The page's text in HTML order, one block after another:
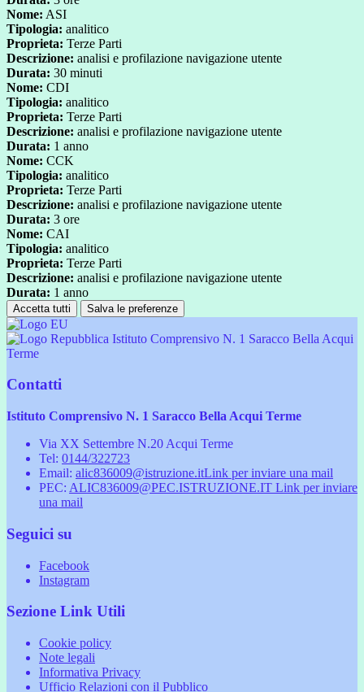
Nome: ASI
Tipologia: analitico
Proprieta: Terze Parti
Descrizione: analisi e profilazione navigazione utente
Durata: 30 minuti
Nome: CDI
Tipologia: analitico
Proprieta: Terze Parti
Descrizione: analisi e profilazione navigazione utente
Durata: 1 anno
Nome: CCK
Tipologia: analitico
Proprieta: Terze Parti
Descrizione: analisi e profilazione navigazione utente
Durata: 3 ore
Nome: CAI
Tipologia: analitico
Proprieta: Terze Parti
Descrizione: analisi e profilazione navigazione utente
Durata: 1 anno
Accetta tutti Salva le preferenze
Istituto Comprensivo N. 1 Saracco Bella Acqui
Terme
Contatti
Istituto Comprensivo N. 1 Saracco Bella Acqui Terme
Via XX Settembre N.20 Acqui Terme
Tel: 0144/322723
Email: alic836009@istruzione.itLink per inviare una mail
PEC: ALIC836009@PEC.ISTRUZIONE.IT Link per inviare
una mail
Seguici su
Facebook
Instagram
Sezione Link Utili
Cookie policy
Note legali
Informativa Privacy
Ufficio Relazioni con il Pubblico